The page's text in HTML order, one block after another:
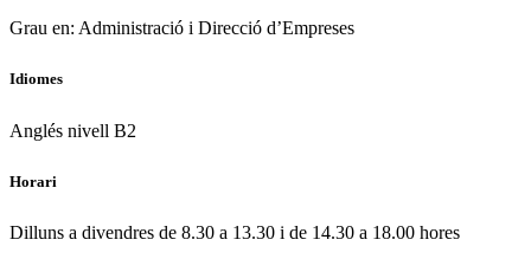
Grau en: Administració i Direcció d’Empreses
Idiomes
Anglés nivell B2
Horari
Dilluns a divendres de 8.30 a 13.30 i de 14.30 a 18.00 hores